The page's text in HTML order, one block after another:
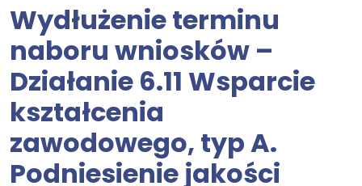
Wydłużenie terminu
naboru wniosków –
Działanie 6.11 Wsparcie
kształcenia
zawodowego, typ A.
Podniesienie jakości